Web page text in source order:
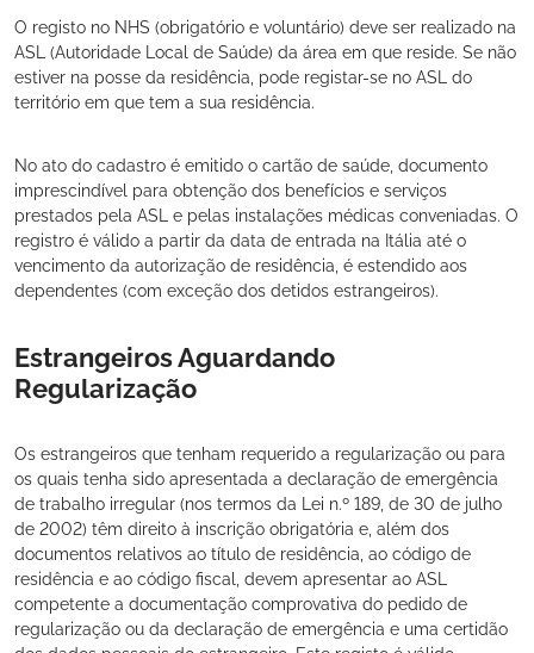
O registo no NHS (obrigatório e voluntário) deve ser realizado na
ASL (Autoridade Local de Saúde) da área em que reside. Se não
estiver na posse da residência, pode registar-se no ASL do
território em que tem a sua residência.
No ato do cadastro é emitido o cartão de saúde, documento
imprescindível para obtenção dos benefícios e serviços
prestados pela ASL e pelas instalações médicas conveniadas. O
registro é válido a partir da data de entrada na Itália até o
vencimento da autorização de residência, é estendido aos
dependentes (com exceção dos detidos estrangeiros).
Estrangeiros Aguardando
Regularização
Os estrangeiros que tenham requerido a regularização ou para
os quais tenha sido apresentada a declaração de emergência
de trabalho irregular (nos termos da Lei n.º 189, de 30 de julho
de 2002) têm direito à inscrição obrigatória e, além dos
documentos relativos ao título de residência, ao código de
residência e ao código fiscal, devem apresentar ao ASL
competente a documentação comprovativa do pedido de
regularização ou da declaração de emergência e uma certidão